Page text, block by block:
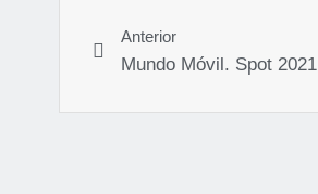
Anterior
Mundo Móvil. Spot 2021